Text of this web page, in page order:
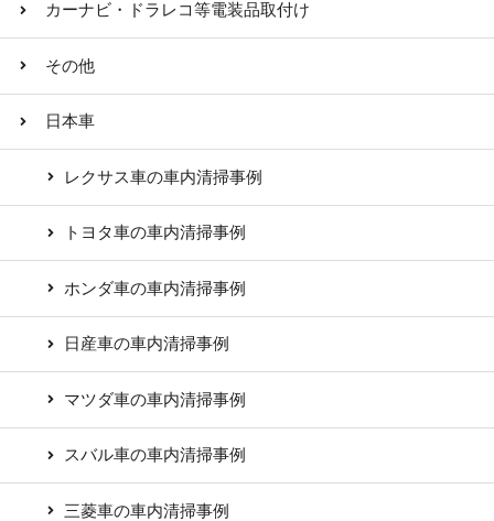
カーナビ・ドラレコ等電装品取付け
その他
日本車
レクサス車の車内清掃事例
トヨタ車の車内清掃事例
ホンダ車の車内清掃事例
日産車の車内清掃事例
マツダ車の車内清掃事例
スバル車の車内清掃事例
三菱車の車内清掃事例